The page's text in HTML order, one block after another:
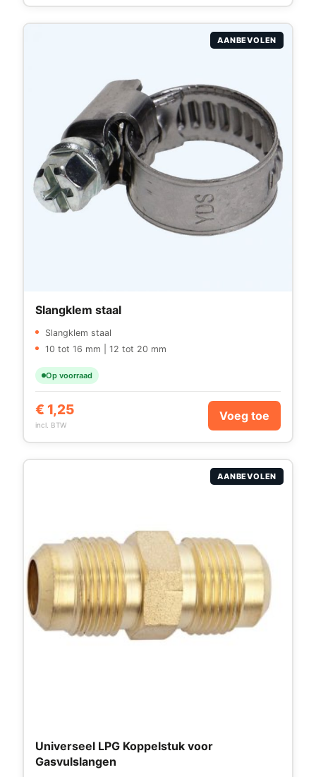
AANBEVOLEN
Slangklem staal
Slangklem staal
10 tot 16 mm | 12 tot 20 mm
Op voorraad
€ 1,25
incl. BTW
Voeg toe
AANBEVOLEN
Universeel LPG Koppelstuk voor
Gasvulslangen